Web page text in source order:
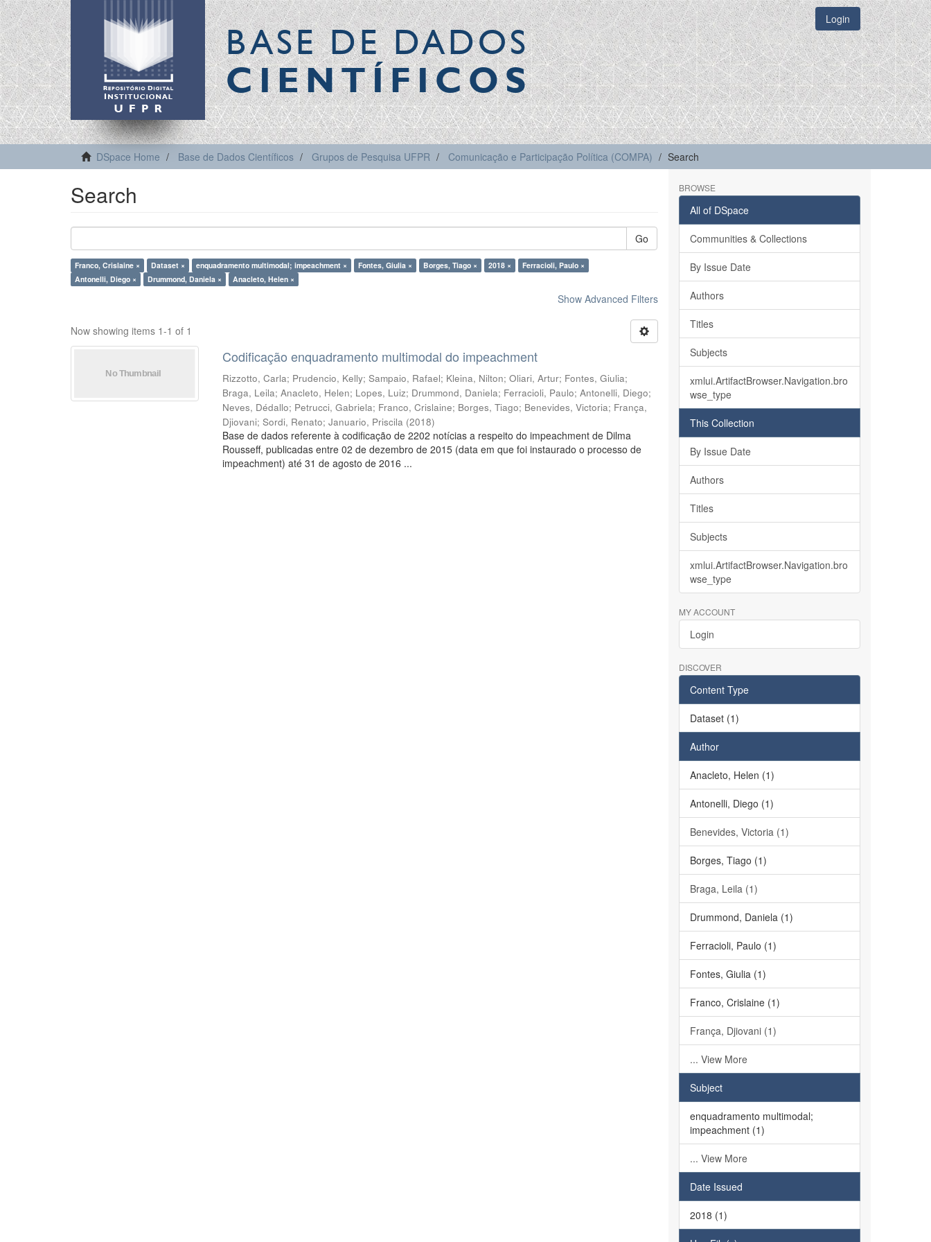
BASE DE DADOS
CIENTÍFICOS
Login
DSpace Home Base de Dados Científicos Grupos de Pesquisa UFPR Comunicação e Participação Política (COMPA) Search
Search
Go
Franco, Crislaine × Dataset × enquadramento multimodal; impeachment × Fontes, Giulia × Borges, Tiago × 2018 ×
Ferracioli, Paulo ×
Antonelli, Diego ×
Drummond, Daniela × Anacleto, Helen ×
Show Advanced Filters
Now showing items 1-1 of 1
Codificação enquadramento multimodal do impeachment
Rizzotto, Carla; Prudencio, Kelly;Sampaio, Rafael; Kleina, Nilton;Oliari, Artur; Fontes, Giulia;
Braga, Leila;Anacleto, Helen; Lopes, Luiz; Drummond, Daniela; Ferracioli, Paulo;Antonelli, Diego;
Neves, Dédallo; Petrucci, Gabriela; Franco, Crislaine; Borges, Tiago; Benevides, Victoria; França,
Djiovani;Sordi, Renato;Januario, Priscila (2018)
Base de dados referente à codificação de 2202 notícias a respeito do impeachment de Dilma
Rousseff, publicadas entre 02 de dezembro de 2015 (data em que foi instaurado o processo de
impeachment) até 31 de agosto de 2016 ...
BROWSE
All of DSpace
Communities & Collections
By Issue Date
Authors
Titles
Subjects
xmlui.ArtifactBrowser.Navigation.bro
wse_type
This Collection
By Issue Date
Authors
Titles
Subjects
xmlui.ArtifactBrowser.Navigation.bro
wse_type
MY ACCOUNT
Login
DISCOVER
Content Type
Dataset (1)
Author
Anacleto, Helen (1)
Antonelli, Diego (1)
Benevides, Victoria (1)
Borges, Tiago (1)
Braga, Leila (1)
Drummond, Daniela (1)
Ferracioli, Paulo (1)
Fontes, Giulia (1)
Franco, Crislaine (1)
França, Djiovani (1)
... View More
Subject
enquadramento multimodal;
impeachment (1)
... View More
Date Issued
2018 (1)